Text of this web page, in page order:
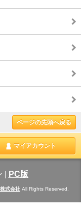
ページの先頭へ戻る
マイアカウント
PC版
式会社 All Rights Reserved.